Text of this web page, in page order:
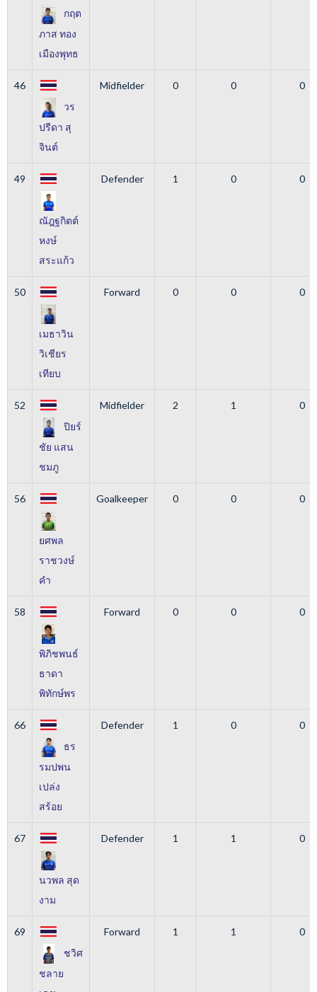
กฤต
ภาส ทอง
เมืองพุทธ
46
วร
ปรีดา สุ
จินต์
Midfielder 0 0 0
49
ณัฎฐกิตต์
หงษ์
สระแก้ว
Defender 1 0 0
50
เมธาวิน
วิเชียร
เทียบ
Forward 0 0 0
52
ปิยร์
ชัย แสน
ชมภู
Midfielder 2 1 0
56
ยศพล
ราชวงษ์
คำ
Goalkeeper 0 0 0
58
พิภิชพนธ์
ธาดา
พิทักษ์พร
Forward 0 0 0
66
ธร
รมปพน
เปล่ง
สร้อย
Defender 1 0 0
67
นวพล สุด
งาม
Defender 1 1 0
69
ชวิศ
ชลาย
Forward 1 1 0